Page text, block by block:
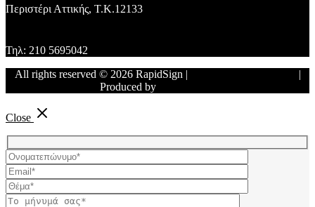
Περιστέρι Αττικής, Τ.Κ.12133
Τηλ: 210 5695042
All rights reserved © 2026 RapidSign |
|
Produced by
Close